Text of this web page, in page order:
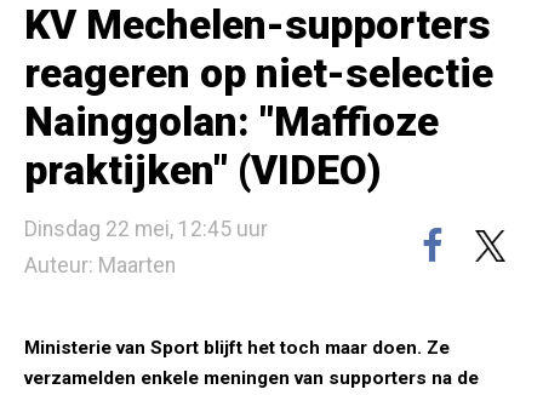
KV Mechelen-supporters
reageren op niet-selectie
Nainggolan: "Maffioze
praktijken" (VIDEO)
Dinsdag 22 mei, 12:45 uur
Auteur: Maarten
Ministerie van Sport blijft het toch maar doen. Ze
verzamelden enkele meningen van supporters na de